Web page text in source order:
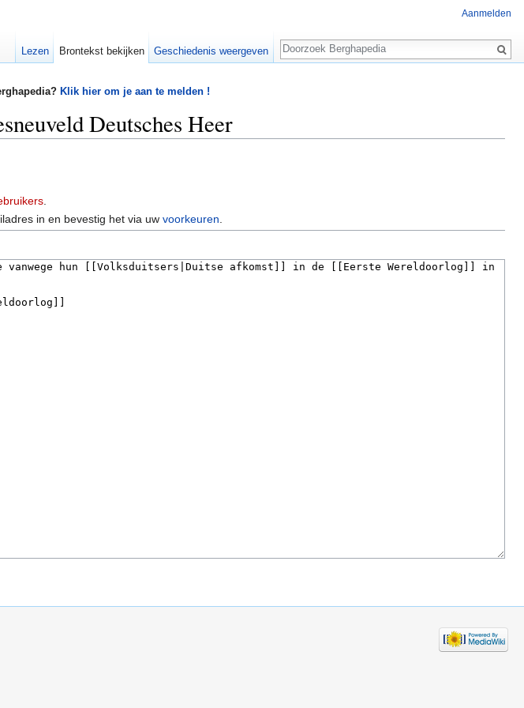
Klik hier om je aan te melden !
Deutsches Heer
in en bevestig het via uwvoorkeuren
Aanmelden
Lezen Brontekst bekijken Geschiedenis weergeven
Zoeken